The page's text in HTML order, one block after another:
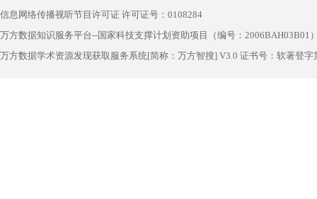
信息网络传播视听节目许可证 许可证号：0108284
万方数据知识服务平台--国家科技支撑计划资助项目（编号：2006BAH03B01
万方数据学术资源发现获取服务系统[简称：万方智搜] V3.0 证书号：软著登字